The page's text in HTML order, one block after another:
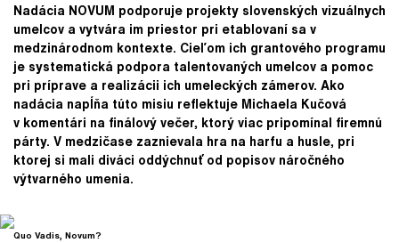
Nadácia NOVUM podporuje projekty slovenských vizuálnych
umelcov a vytvára im priestor pri etablovaní sa v
medzinárodnom kontexte. Cieľom ich grantového programu
je systematická podpora talentovaných umelcov a pomoc
pri príprave a realizácii ich umeleckých zámerov. Ako
nadácia napĺňa túto misiu reflektuje Michaela Kučová
v komentári na finálový večer, ktorý viac pripomínal firemnú
párty. V medzičase zaznievala hra na harfu a husle, pri
ktorej si mali diváci oddýchnuť od popisov náročného
výtvarného umenia.
Quo Vadis, Novum?